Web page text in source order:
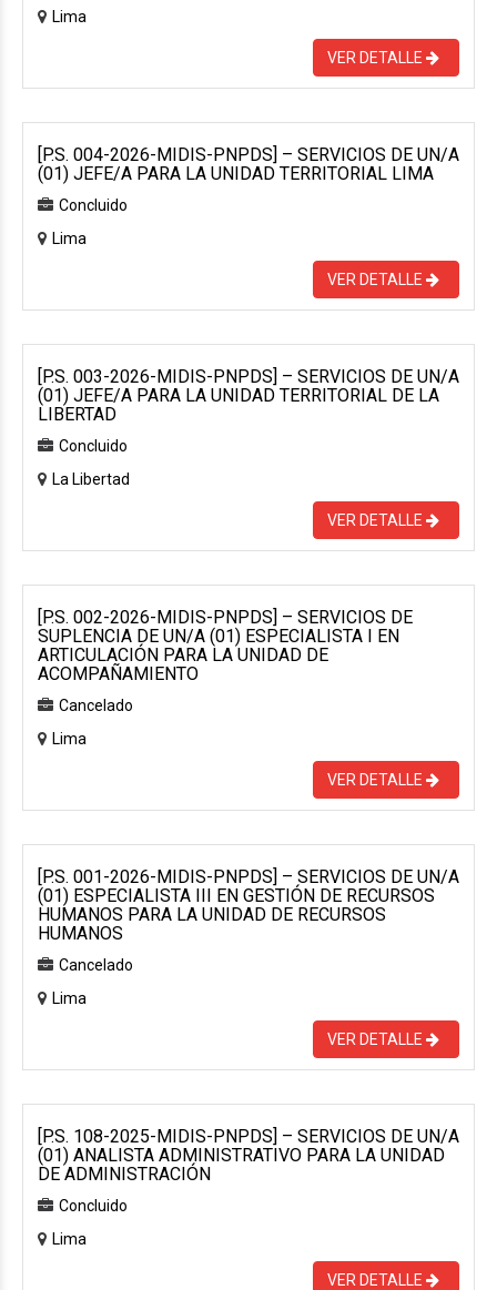
Lima
VER DETALLE
[P.S. 004-2026-MIDIS-PNPDS] – SERVICIOS DE UN/A
(01) JEFE/A PARA LA UNIDAD TERRITORIAL LIMA
Concluido
Lima
VER DETALLE
[P.S. 003-2026-MIDIS-PNPDS] – SERVICIOS DE UN/A
(01) JEFE/A PARA LA UNIDAD TERRITORIAL DE LA
LIBERTAD
Concluido
La Libertad
VER DETALLE
[P.S. 002-2026-MIDIS-PNPDS] – SERVICIOS DE
SUPLENCIA DE UN/A (01) ESPECIALISTA I EN
ARTICULACIÓN PARA LA UNIDAD DE
ACOMPAÑAMIENTO
Cancelado
Lima
VER DETALLE
[P.S. 001-2026-MIDIS-PNPDS] – SERVICIOS DE UN/A
(01) ESPECIALISTA III EN GESTIÓN DE RECURSOS
HUMANOS PARA LA UNIDAD DE RECURSOS
HUMANOS
Cancelado
Lima
VER DETALLE
[P.S. 108-2025-MIDIS-PNPDS] – SERVICIOS DE UN/A
(01) ANALISTA ADMINISTRATIVO PARA LA UNIDAD
DE ADMINISTRACIÓN
Concluido
Lima
VER DETALLE